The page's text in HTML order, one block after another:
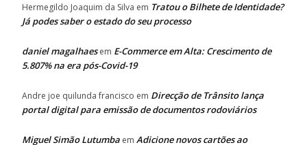
Hermegildo Joaquim da Silva em Tratou o Bilhete de Identidade?
Já podes saber o estado do seu processo
daniel magalhaesem E-Commerce em Alta: Crescimento de
5.807% na era pós-Covid-19
Andre joe quilunda francisco em Direcção de Trânsito lança
portal digital para emissão de documentos rodoviários
Miguel Simão Lutumba em Adicione novos cartões ao